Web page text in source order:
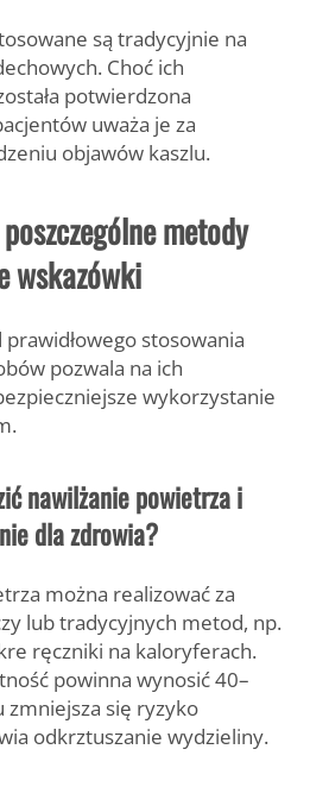
są tradycyjnie na
Choć ich
potwierdzona
uważa je za
objawów kaszlu.
metody
stosowania
pozwala na ich
wykorzystanie
nawilżanie powietrza i
dla zdrowia?
można realizować za
lub tradycyjnych metod, np.
ręczniki na kaloryferach.
powinna wynosić 40–
zmniejsza się ryzyko
odkrztuszanie wydzieliny.